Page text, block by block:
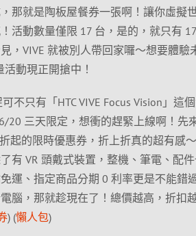
那就是陶板屋餐券一張啊！讓你虛擬
活動數量僅限 17 台，是的，就只有
，VIVE 就被別人帶回家囉～想要體驗
活動現正開搶中！
不只有「HTC VIVE Focus Vision」這
20 三天限定，想衝的趕緊上線啊！先
起的限時優惠券，折上折真的超有感
有 VR 頭戴式裝置，整機、筆電、配
運、指定商品分期 0 利率更是不能錯
腦，那就趁現在了！總價越高，折扣
) (懶人包)